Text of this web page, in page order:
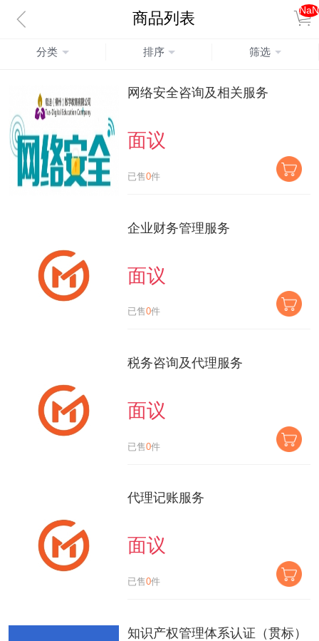
商品列表
NaN
分类 排序 筛选
网络安全咨询及相关服务
面议
已售0件
企业财务管理服务
面议
已售0件
税务咨询及代理服务
面议
已售0件
代理记账服务
面议
已售0件
知识产权管理体系认证（贯标）